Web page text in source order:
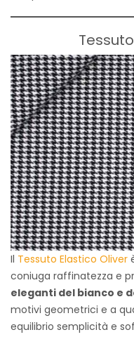
Il Tessuto Elastico Oliver
coniuga raffinatezza e
eleganti del bianco e
motivi geometrici e a
equilibrio semplicità e